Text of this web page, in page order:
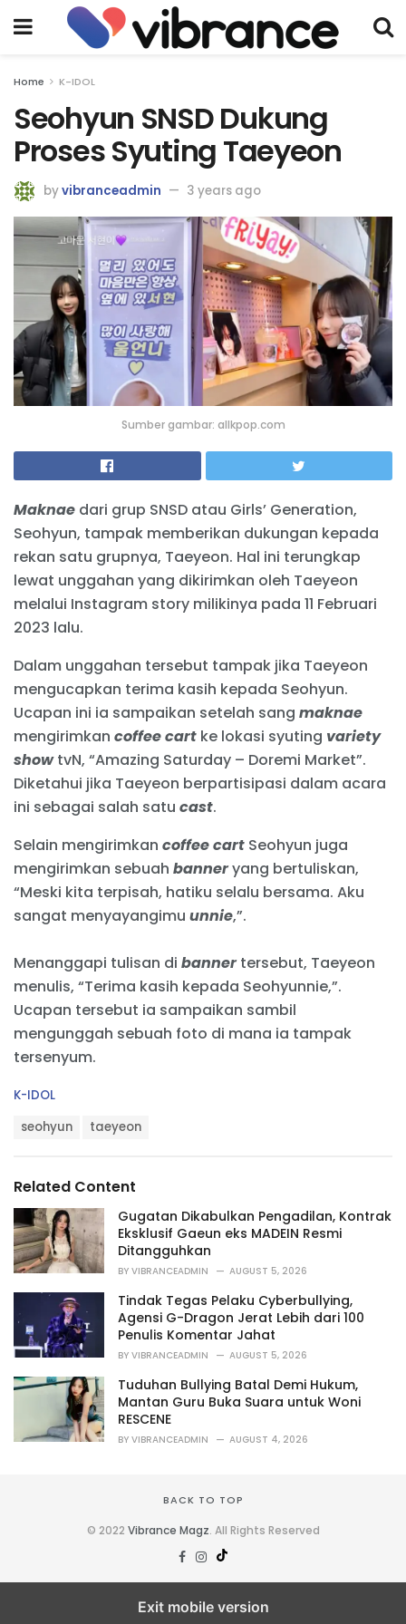
Home K-IDOL
Seohyun SNSD Dukung
Proses Syuting Taeyeon
byvibranceadmin 3 years ago
Sumber gambar: allkpop.com
Maknae dari grup SNSD atau Girls’ Generation,
Seohyun, tampak memberikan dukungan kepada
rekan satu grupnya, Taeyeon. Hal ini terungkap
lewat unggahan yang dikirimkan oleh Taeyeon
melalui Instagram story milikinya pada 11 Februari
2023 lalu.
Dalam unggahan tersebut tampak jika Taeyeon
mengucapkan terima kasih kepada Seohyun.
Ucapan ini ia sampaikan setelah sang maknae
mengirimkan coffee cart ke lokasi syuting variety
showtvN, “Amazing Saturday – Doremi Market”.
Diketahui jika Taeyeon berpartisipasi dalam acara
ini sebagai salah satu cast.
Selain mengirimkan coffee cart Seohyun juga
mengirimkan sebuah banneryang bertuliskan,
“Meski kita terpisah, hatiku selalu bersama. Aku
sangat menyayangimu unnie,”.
Menanggapi tulisan di bannertersebut, Taeyeon
menulis, “Terima kasih kepada Seohyunnie,”.
Ucapan tersebut ia sampaikan sambil
mengunggah sebuah foto di mana ia tampak
tersenyum.
C
r
i
e
s
:
K-IDOL
:
seohyun taeyeon
Related Content
Gugatan Dikabulkan Pengadilan, Kontrak
Eksklusif Gaeun eks MADEIN Resmi
Ditangguhkan
BY VIBRANCEADMIN AUGUST 5, 2026
Tindak Tegas Pelaku Cyberbullying,
Agensi G-Dragon Jerat Lebih dari 100
Penulis Komentar Jahat
BY VIBRANCEADMIN AUGUST 5, 2026
Tuduhan Bullying Batal Demi Hukum,
Mantan Guru Buka Suara untuk Woni
RESCENE
BY VIBRANCEADMIN AUGUST 4, 2026
BACK TO TOP
© 2022 Vibrance Magz. All Rights Reserved
Exit mobile version